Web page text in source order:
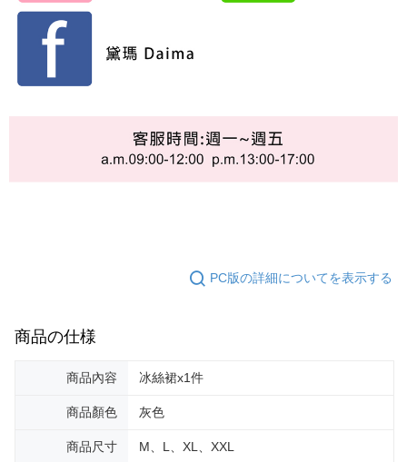
PC版の詳細についてを表示する
商品の仕様
商品內容 冰絲裙x1件
商品顏色 灰色
商品尺寸 M、L、XL、XXL